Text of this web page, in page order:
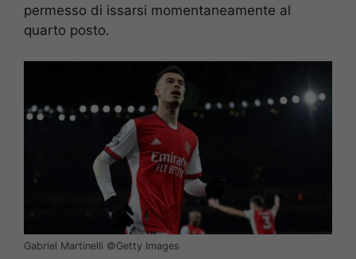
permesso di issarsi momentaneamente al
quarto posto.
Gabriel Martinelli ©️Getty Images